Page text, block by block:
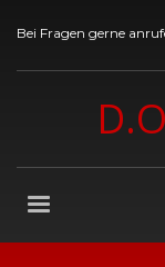
Bei Fragen gerne